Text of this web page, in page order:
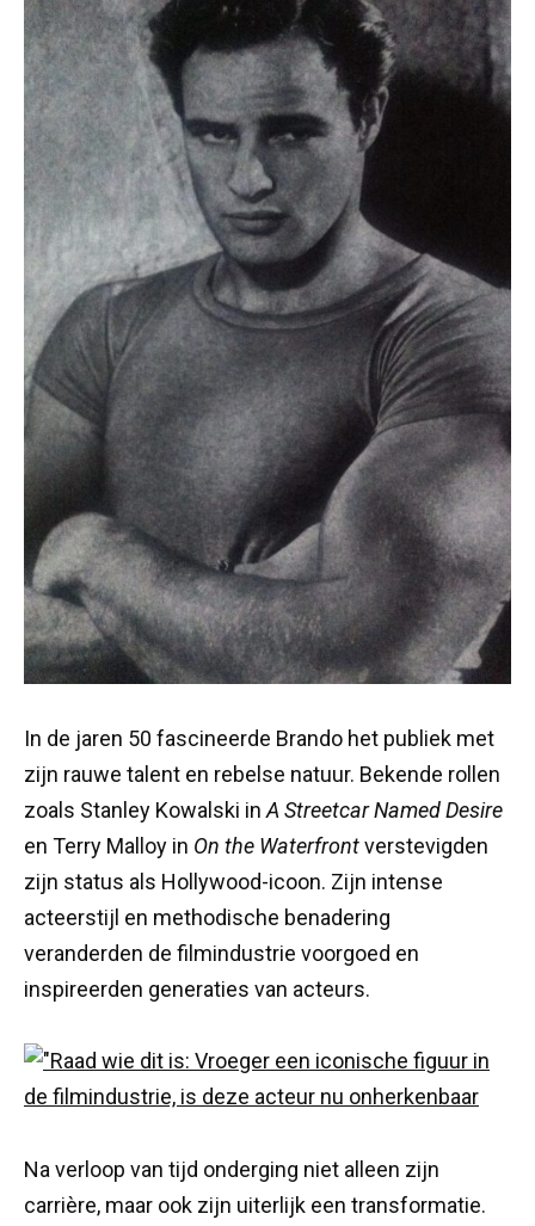
In de jaren 50 fascineerde Brando het publiek met
zijn rauwe talent en rebelse natuur. Bekende rollen
zoals Stanley Kowalski in A Streetcar Named Desire
en Terry Malloy in On the Waterfrontverstevigden
zijn status als Hollywood-icoon. Zijn intense
acteerstijl en methodische benadering
veranderden de filmindustrie voorgoed en
inspireerden generaties van acteurs.
Na verloop van tijd onderging niet alleen zijn
carrière, maar ook zijn uiterlijk een transformatie.